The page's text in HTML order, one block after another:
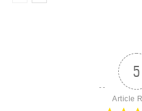
5
Article